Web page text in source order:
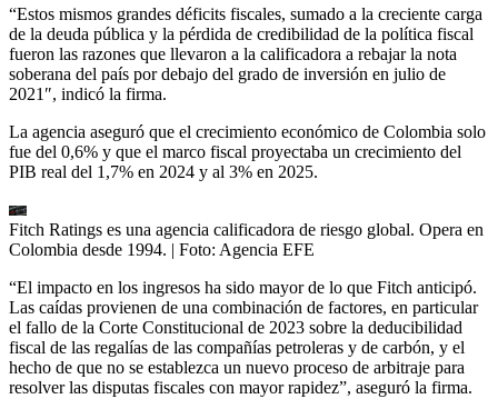
“Estos mismos grandes déficits fiscales, sumado a la creciente carga
de la deuda pública y la pérdida de credibilidad de la política fiscal
fueron las razones que llevaron a la calificadora a rebajar la nota
soberana del país por debajo del grado de inversión en julio de
2021″, indicó la firma.
La agencia aseguró que el crecimiento económico de Colombia solo
fue del 0,6% y que el marco fiscal proyectaba un crecimiento del
PIB real del 1,7% en 2024 y al 3% en 2025.
Fitch Ratings es una agencia calificadora de riesgo global. Opera en
Colombia desde 1994. | Foto: Agencia EFE
“El impacto en los ingresos ha sido mayor de lo que Fitch anticipó.
Las caídas provienen de una combinación de factores, en particular
el fallo de la Corte Constitucional de 2023 sobre la deducibilidad
fiscal de las regalías de las compañías petroleras y de carbón, y el
hecho de que no se establezca un nuevo proceso de arbitraje para
resolver las disputas fiscales con mayor rapidez”, aseguró la firma.